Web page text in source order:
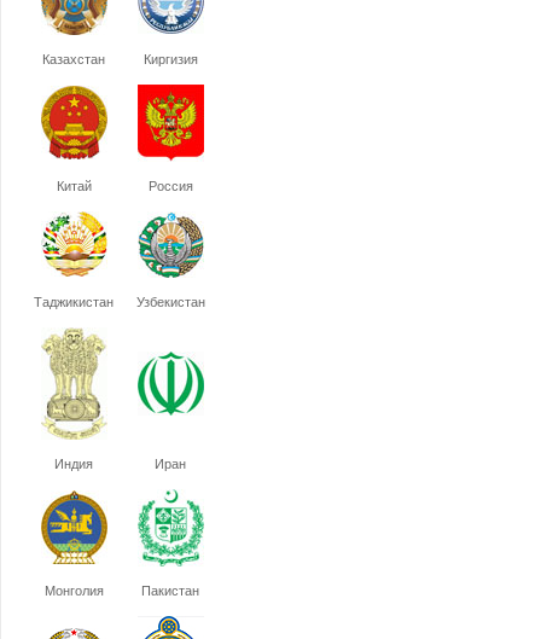
Казахстан Киргизия
Китай Россия
Таджикистан Узбекистан
Индия Иран
Монголия Пакистан